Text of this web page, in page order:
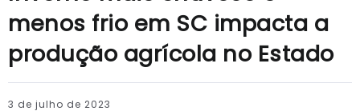
menos frio em SC impacta a
produção agrícola no Estado
3 de julho de 2023